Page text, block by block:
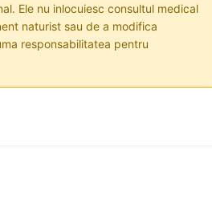
Ele nu inlocuiesc consultul medical
naturist sau de a modifica
responsabilitatea pentru